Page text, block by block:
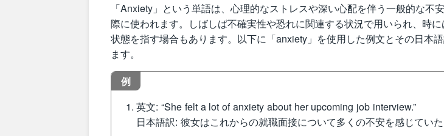
「Anxiety」という単語は、心理的なストレスや深い心配を伴う一般的な不
際に使われます。しばしば不確実性や恐れに関連する状況で用いられ、時
状態を指す場合もあります。以下に「anxiety」を使用した例文とその日本
ます。
例
英文: “She felt a lot of anxiety about her upcoming job interview.”
日本語訳: 彼女はこれからの就職面接について多くの不安を感じていた